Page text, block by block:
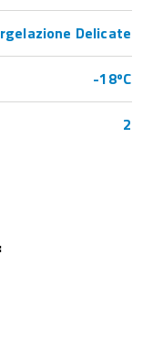
Delicate
-18ºC
2